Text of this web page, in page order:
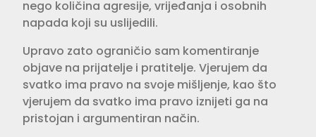
nego količina agresije, vrijeđanja i osobnih
napada koji su uslijedili.
Upravo zato ograničio sam komentiranje
objave na prijatelje i pratitelje. Vjerujem da
svatko ima pravo na svoje mišljenje, kao što
vjerujem da svatko ima pravo iznijeti ga na
pristojan i argumentiran način.